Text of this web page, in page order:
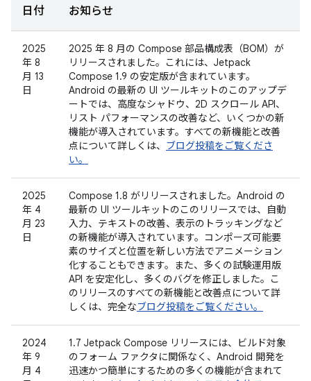
日付 お知らせ
2025
年 8
月 13
日
2025 年 8 月の Compose 部品構成表（BOM）が
リリースされました。これには、Jetpack
Compose 1.9 の安定版が含まれています。
Android の最新の UI ツールキットのこのアップデ
ートでは、高度なシャドウ、2D スクロール API、
リスト パフォーマンスの改善など、いくつかの新
機能が導入されています。すべての新機能と改善
点について詳しくは、 ブログ投稿をご覧くださ
い。
2025
年 4
月 23
日
Compose 1.8 がリリースされました。Android の
最新の UI ツールキットのこのリリースでは、自動
入力、テキストの改善、表示のトラッキングなど
の新機能が導入されています。コンポーズ可能要
素のサイズと位置を新しい方法でアニメーション
化することもできます。また、多くの試験運用版
API を安定化し、多くのバグを修正しました。こ
のリリースのすべての新機能と改善点について詳
しくは、完全なブログ投稿をご覧ください。
2024
年 9
月 4
1.7 Jetpack Compose リリースには、ビルド対象
のフォーム ファクタに関係なく、Android 開発を
迅速かつ簡単にするための多くの機能が含まれて